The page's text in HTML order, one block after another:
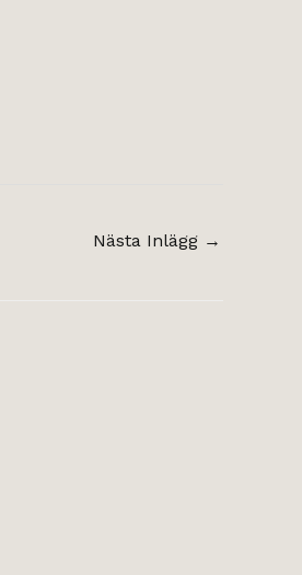
Nästa Inlägg →